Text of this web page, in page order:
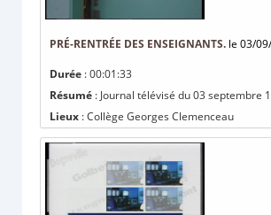
PRÉ-RENTRÉE DES ENSEIGNANTS. le 03/
Durée : 00:01:33
Résumé : Journal télévisé du 03 septembre
Lieux : Collège Georges Clemenceau